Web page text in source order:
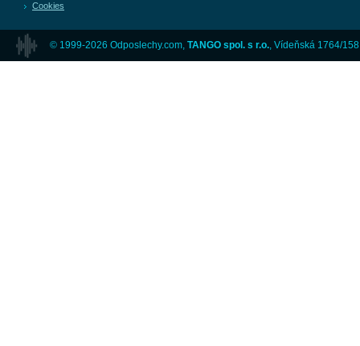
Cookies
© 1999-2026 Odposlechy.com, TANGO spol. s r.o. , Vídeňská 1764/